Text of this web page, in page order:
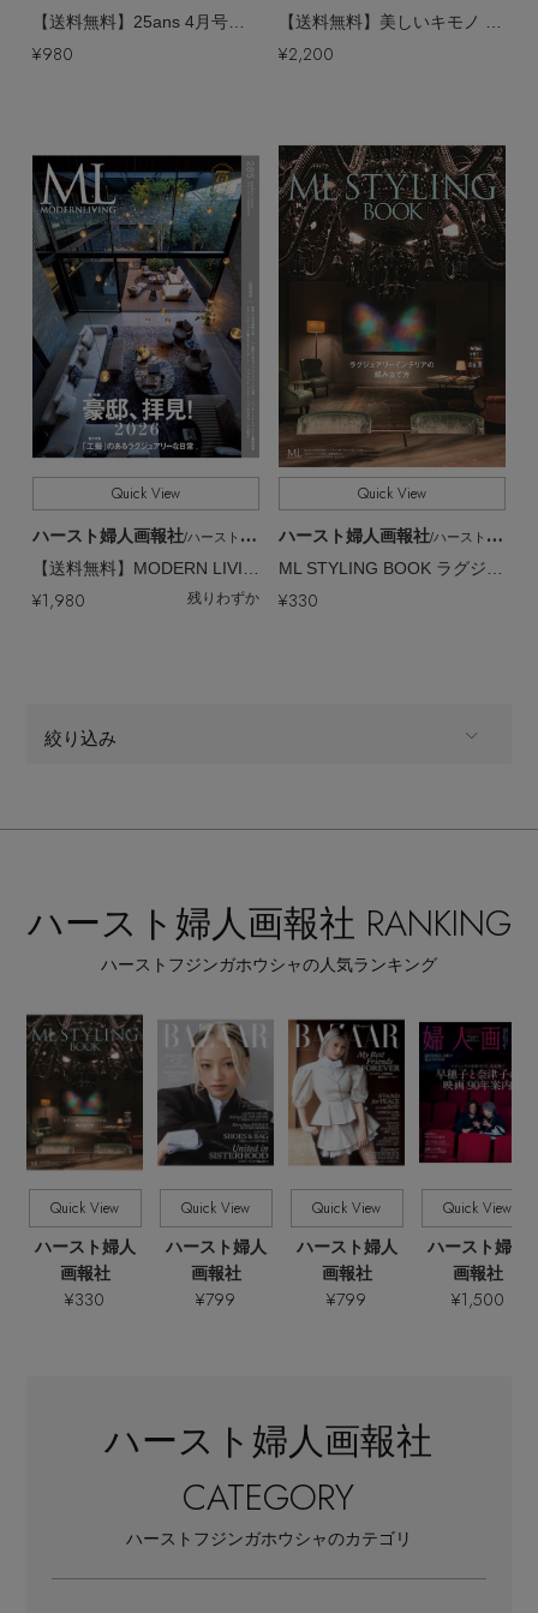
【送料無料】25ans 4月号（2026/2/27発売）
¥980
【送料無料】美しいキモノ 2026年 春号（2026/2/19発売）
¥2,200
Quick View
ハースト婦人画報社/ハーストフジンガホウシャ
¥1,980 残りわずか
Quick View
ハースト婦人画報社/ハーストフジンガホウシャ
¥330
絞り込み
販売状況 すべて
価格 全ての価格
ハースト婦人画報社 RANKING
ハーストフジンガホウシャの人気ランキング
Quick View
ハースト婦人
画報社
¥330
Quick View
ハースト婦人
画報社
¥799
Quick View
ハースト婦人
画報社
¥799
Quick View
ハースト婦人
画報社
¥1,500
ハースト婦人画報社
CATEGORY
ハーストフジンガホウシャのカテゴリ